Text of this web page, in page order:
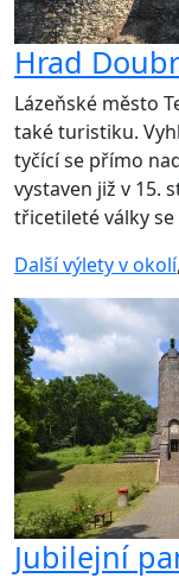
Hrad
Lázeňské město
také turistiku.
tyčící se přímo
vystaven již v 15.
třicetileté války se
Další výlety v okolí
Jubilejní